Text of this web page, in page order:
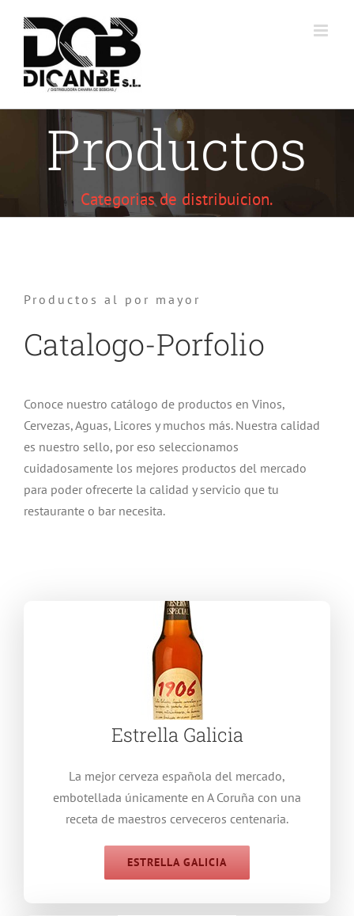
contenido
Productos
Categorias de distribuicion.
Productos al por mayor
Catalogo-Porfolio
Conoce nuestro catálogo de productos en Vinos,
Cervezas, Aguas, Licores y muchos más. Nuestra calidad
es nuestro sello, por eso seleccionamos
cuidadosamente los mejores productos del mercado
para poder ofrecerte la calidad y servicio que tu
restaurante o bar necesita.
Estrella Galicia
La mejor cerveza española del mercado,
embotellada únicamente en A Coruña con una
receta de maestros cerveceros centenaria.
ESTRELLA GALICIA